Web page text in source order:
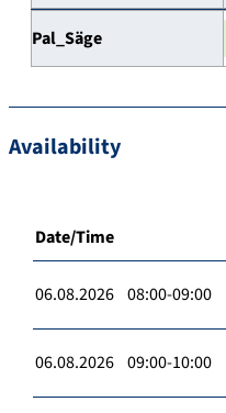
Pal_Säge
Availability
Date/Time
06.08.2026 08:00-09:00
06.08.2026 09:00-10:00